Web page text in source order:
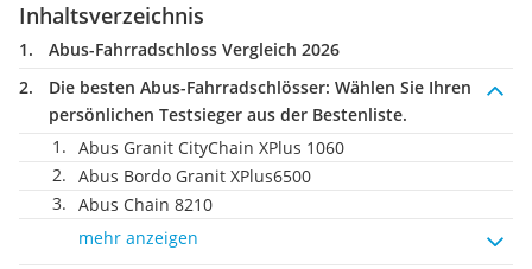
Inhaltsverzeichnis
Abus-Fahrradschloss Vergleich 2026
Die besten Abus-Fahrradschlösser: Wählen Sie Ihren
persönlichen Testsieger aus der Bestenliste.
Abus Granit CityChain XPlus 1060
Abus Bordo Granit XPlus6500
Abus Chain 8210
mehr anzeigen